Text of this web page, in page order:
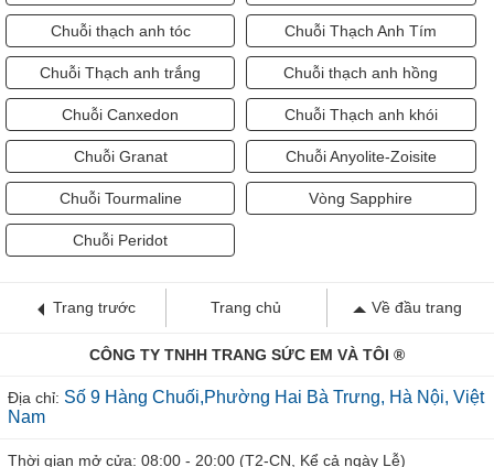
Chuỗi thạch anh tóc Chuỗi Thạch Anh Tím
Chuỗi Thạch anh trắng Chuỗi thạch anh hồng
Chuỗi Canxedon Chuỗi Thạch anh khói
Chuỗi Granat Chuỗi Anyolite-Zoisite
Chuỗi Tourmaline Vòng Sapphire
Chuỗi Peridot
Trang trước Trang chủ Về đầu trang
CÔNG TY TNHH TRANG SỨC EM VÀ TÔI ®
Địa chỉ: Số 9 Hàng Chuối,Phường Hai Bà Trưng, Hà Nội, Việt
Nam
Thời gian mở cửa: 08:00 - 20:00 (T2-CN, Kể cả ngày Lễ)